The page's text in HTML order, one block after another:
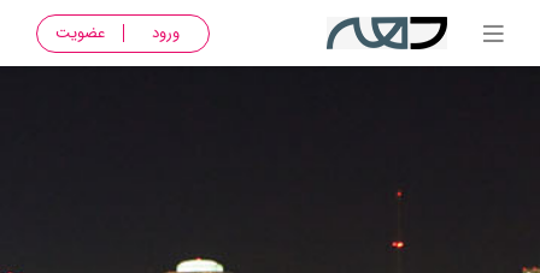
ورود عضویت